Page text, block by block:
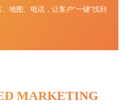
地图、电话，让客户“一键”找到
MARKETING